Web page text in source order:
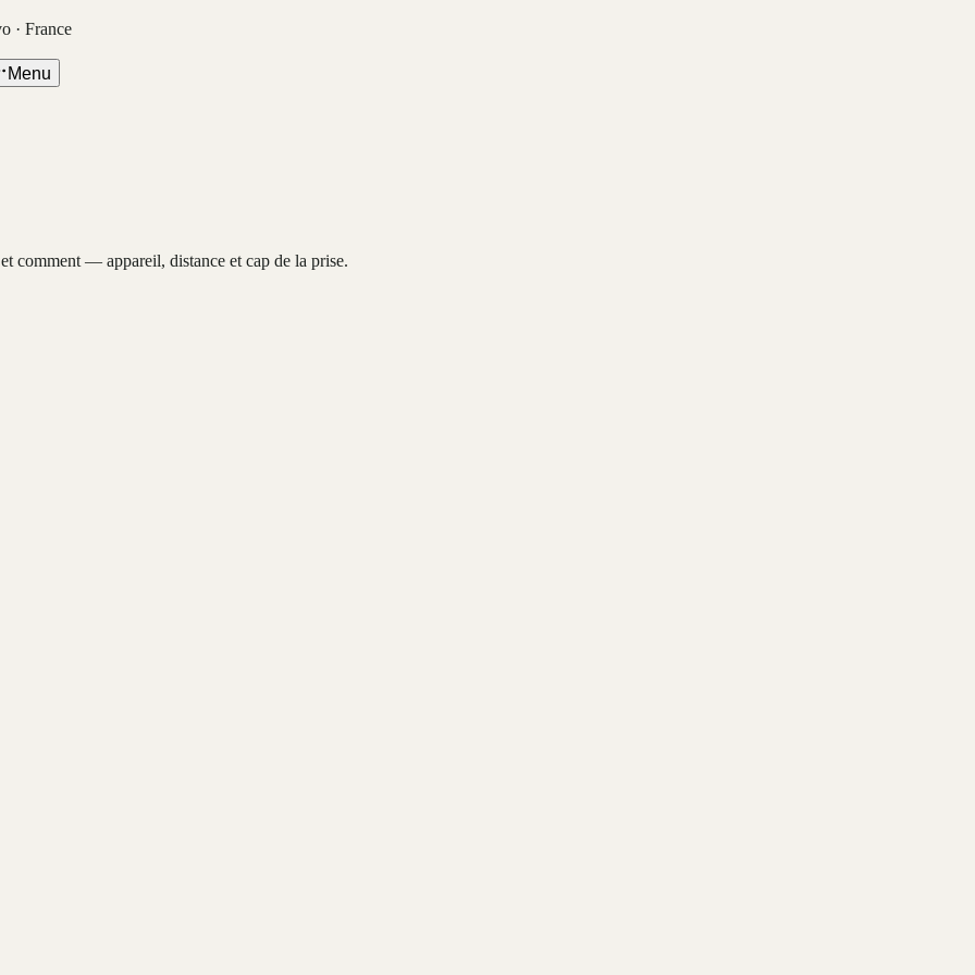
· France
Menu
comment — appareil, distance et cap de la prise.